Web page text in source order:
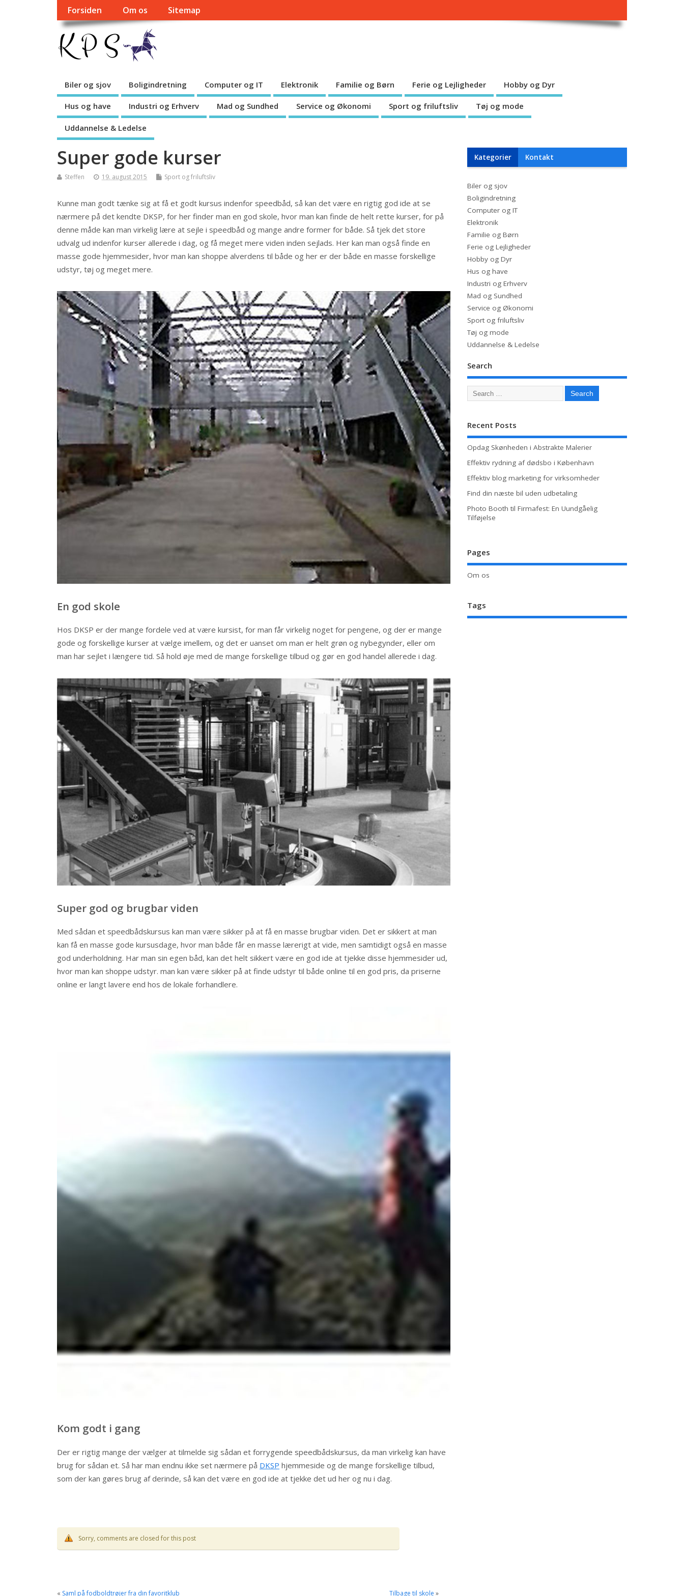
Forsiden Om os Sitemap
Biler og sjov Boligindretning Computer og IT Elektronik Familie og Børn Ferie og Lejligheder Hobby og Dyr
Hus og have Industri og Erhverv Mad og Sundhed Service og Økonomi Sport og friluftsliv Tøj og mode
Uddannelse & Ledelse
Super gode kurser
Steffen 19. august 2015 Sport og friluftsliv
Kunne man godt tænke sig at få et godt kursus indenfor speedbåd, så kan det være en rigtig god ide at se
nærmere på det kendte DKSP, for her finder man en god skole, hvor man kan finde de helt rette kurser, for på
denne måde kan man virkelig lære at sejle i speedbåd og mange andre former for både. Så tjek det store
udvalg ud indenfor kurser allerede i dag, og få meget mere viden inden sejlads. Her kan man også finde en
masse gode hjemmesider, hvor man kan shoppe alverdens til både og her er der både en masse forskellige
udstyr, tøj og meget mere.
En god skole
Hos DKSP er der mange fordele ved at være kursist, for man får virkelig noget for pengene, og der er mange
gode og forskellige kurser at vælge imellem, og det er uanset om man er helt grøn og nybegynder, eller om
man har sejlet i længere tid. Så hold øje med de mange forskellige tilbud og gør en god handel allerede i dag.
Super god og brugbar viden
Med sådan et speedbådskursus kan man være sikker på at få en masse brugbar viden. Det er sikkert at man
kan få en masse gode kursusdage, hvor man både får en masse lærerigt at vide, men samtidigt også en masse
god underholdning. Har man sin egen båd, kan det helt sikkert være en god ide at tjekke disse hjemmesider ud,
hvor man kan shoppe udstyr. man kan være sikker på at finde udstyr til både online til en god pris, da priserne
online er langt lavere end hos de lokale forhandlere.
Kom godt i gang
Der er rigtig mange der vælger at tilmelde sig sådan et forrygende speedbådskursus, da man virkelig kan have
brug for sådan et. Så har man endnu ikke set nærmere på DKSP hjemmeside og de mange forskellige tilbud,
som der kan gøres brug af derinde, så kan det være en god ide at tjekke det ud her og nu i dag.
Sorry, comments are closed for this post
« Saml på fodboldtrøjer fra din favoritklub Tilbage til skole »
Kategorier Kontakt
Biler og sjov
Boligindretning
Computer og IT
Elektronik
Familie og Børn
Ferie og Lejligheder
Hobby og Dyr
Hus og have
Industri og Erhverv
Mad og Sundhed
Service og Økonomi
Sport og friluftsliv
Tøj og mode
Uddannelse & Ledelse
Search
Recent Posts
Opdag Skønheden i Abstrakte Malerier
Effektiv rydning af dødsbo i København
Effektiv blog marketing for virksomheder
Find din næste bil uden udbetaling
Photo Booth til Firmafest: En Uundgåelig
Tilføjelse
Pages
Om os
Tags